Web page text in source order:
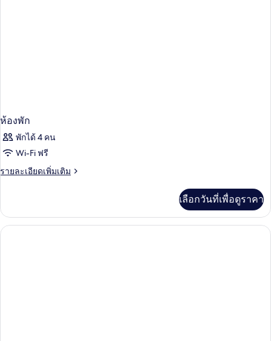
ห้องพัก
พักได้ 4 คน
Wi-Fi ฟรี
รายละเอียดเพิ่มเติม
ราย
เกี่ยว
กับ
ห้อง
เลือกวันที่เพื่อดูราคา